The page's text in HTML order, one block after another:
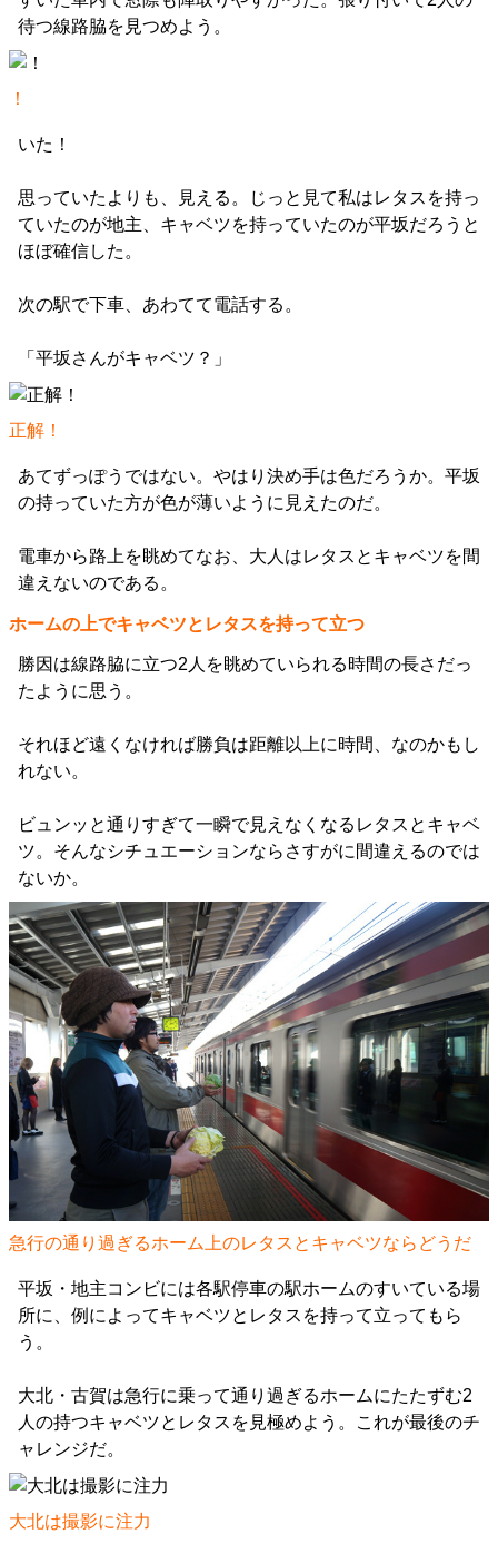
待つ線路脇を見つめよう。
！
いた！
思っていたよりも、見える。じっと見て私はレタスを持っ
ていたのが地主、キャベツを持っていたのが平坂だろうと
ほぼ確信した。
次の駅で下車、あわてて電話する。
「平坂さんがキャベツ？」
正解！
あてずっぽうではない。やはり決め手は色だろうか。平坂
の持っていた方が色が薄いように見えたのだ。
電車から路上を眺めてなお、大人はレタスとキャベツを間
違えないのである。
ホームの上でキャベツとレタスを持って立つ
勝因は線路脇に立つ2人を眺めていられる時間の長さだっ
たように思う。
それほど遠くなければ勝負は距離以上に時間、なのかもし
れない。
ビュンッと通りすぎて一瞬で見えなくなるレタスとキャベ
ツ。そんなシチュエーションならさすがに間違えるのでは
ないか。
急行の通り過ぎるホーム上のレタスとキャベツならどうだ
平坂・地主コンビには各駅停車の駅ホームのすいている場
所に、例によってキャベツとレタスを持って立ってもら
う。
大北・古賀は急行に乗って通り過ぎるホームにたたずむ2
人の持つキャベツとレタスを見極めよう。これが最後のチ
ャレンジだ。
大北は撮影に注力